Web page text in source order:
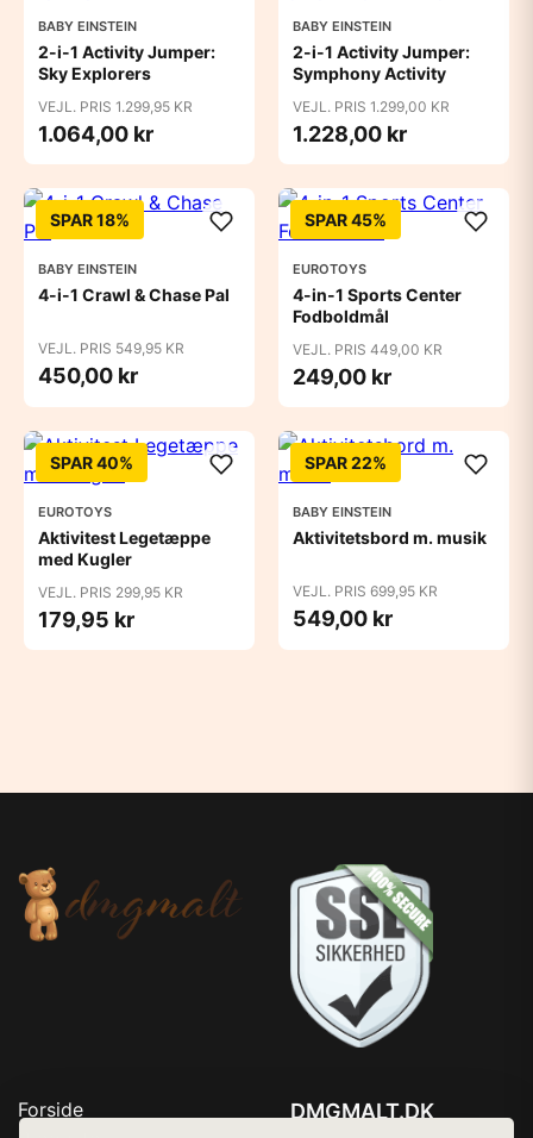
BABY EINSTEIN
2-i-1 Activity Jumper:
Sky Explorers
VEJL. PRIS 1.299,95 KR
1.064,00 kr
BABY EINSTEIN
2-i-1 Activity Jumper:
Symphony Activity
VEJL. PRIS 1.299,00 KR
1.228,00 kr
SPAR 18%
BABY EINSTEIN
4-i-1 Crawl & Chase Pal
VEJL. PRIS 549,95 KR
450,00 kr
SPAR 45%
EUROTOYS
4-in-1 Sports Center
Fodboldmål
VEJL. PRIS 449,00 KR
249,00 kr
SPAR 40%
EUROTOYS
Aktivitest Legetæppe
med Kugler
VEJL. PRIS 299,95 KR
179,95 kr
SPAR 22%
BABY EINSTEIN
Aktivitetsbord m. musik
VEJL. PRIS 699,95 KR
549,00 kr
Forside
DMGMALT.DK